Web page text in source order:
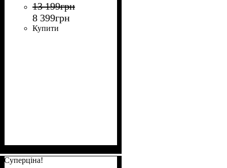
13 199грн
8 399грн
Купити
Суперціна!